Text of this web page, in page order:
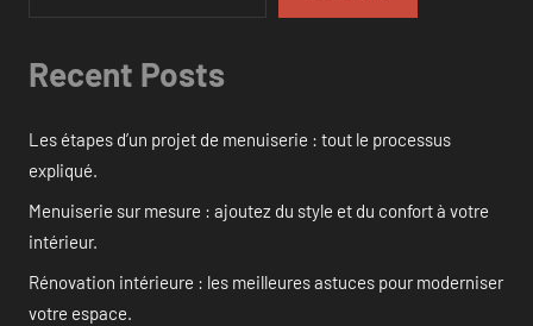
Recent Posts
Les étapes d’un projet de menuiserie : tout le processus
expliqué.
Menuiserie sur mesure : ajoutez du style et du confort à votre
intérieur.
Rénovation intérieure : les meilleures astuces pour moderniser
votre espace.